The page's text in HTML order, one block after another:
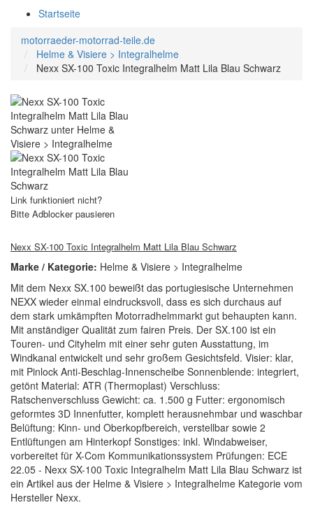
Startseite
motorraeder-motorrad-teile.de
Helme & Visiere > Integralhelme
Nexx SX-100 Toxic Integralhelm Matt Lila Blau Schwarz
Link funktioniert nicht?
Bitte Adblocker pausieren
Nexx SX-100 Toxic Integralhelm Matt Lila Blau Schwarz
Marke / Kategorie: Helme & Visiere > Integralhelme
Mit dem Nexx SX.100 beweißt das portugiesische Unternehmen
NEXX wieder einmal eindrucksvoll, dass es sich durchaus auf
dem stark umkämpften Motorradhelmmarkt gut behaupten kann.
Mit anständiger Qualität zum fairen Preis. Der SX.100 ist ein
Touren- und Cityhelm mit einer sehr guten Ausstattung, im
Windkanal entwickelt und sehr großem Gesichtsfeld. Visier: klar,
mit Pinlock Anti-Beschlag-Innenscheibe Sonnenblende: integriert,
getönt Material: ATR (Thermoplast) Verschluss:
Ratschenverschluss Gewicht: ca. 1.500 g Futter: ergonomisch
geformtes 3D Innenfutter, komplett herausnehmbar und waschbar
Belüftung: Kinn- und Oberkopfbereich, verstellbar sowie 2
Entlüftungen am Hinterkopf Sonstiges: inkl. Windabweiser,
vorbereitet für X-Com Kommunikationssystem Prüfungen: ECE
22.05 - Nexx SX-100 Toxic Integralhelm Matt Lila Blau Schwarz ist
ein Artikel aus der Helme & Visiere > Integralhelme Kategorie vom
Hersteller Nexx.